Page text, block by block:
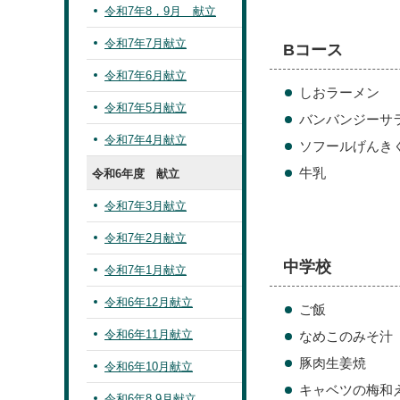
Bコース
しおラーメン
バンバンジーサ
ソフールげんき
牛乳
中学校
ご飯
なめこのみそ汁
豚肉生姜焼
キャベツの梅和
令和7年8，9月 献立
令和7年7月献立
令和7年6月献立
令和7年5月献立
令和7年4月献立
令和6年度 献立
令和7年3月献立
令和7年2月献立
令和7年1月献立
令和6年12月献立
令和6年11月献立
令和6年10月献立